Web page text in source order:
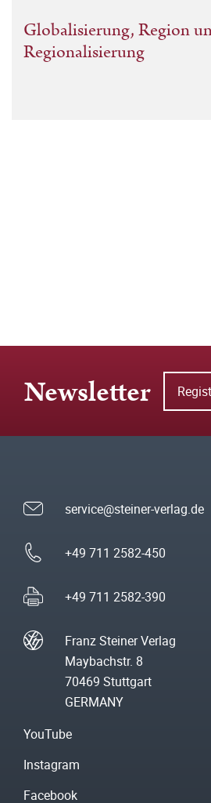
Globalisierung, Region
Regionalisierung
Newsletter
service@steiner-verlag.de
+49 711 2582-450
+49 711 2582-390
Franz Steiner Verlag
Maybachstr. 8
70469 Stuttgart
GERMANY
YouTube
Instagram
Facebook